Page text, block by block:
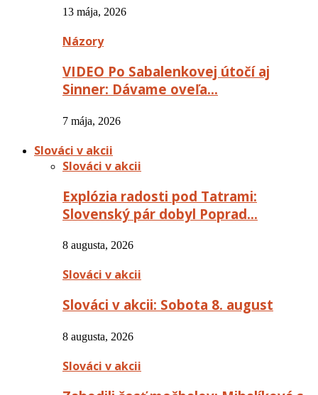
13 mája, 2026
Názory
VIDEO Po Sabalenkovej útočí aj
Sinner: Dávame oveľa…
7 mája, 2026
Slováci v akcii
Slováci v akcii
Explózia radosti pod Tatrami:
Slovenský pár dobyl Poprad…
8 augusta, 2026
Slováci v akcii
Slováci v akcii: Sobota 8. august
8 augusta, 2026
Slováci v akcii